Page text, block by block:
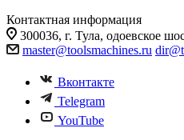
Контактная информация
300036, г. Тула, одоевское
master@toolsmachines.ru
Вконтакте
Telegram
YouTube